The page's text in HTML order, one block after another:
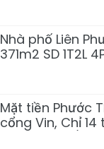
Nhà phố Liên
371m2 SD 1T2L
Mặt tiền Phước
cổng Vin, Chỉ 14